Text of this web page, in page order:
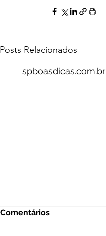
Posts Relacionados
Comentários
spboasdicas.com.br